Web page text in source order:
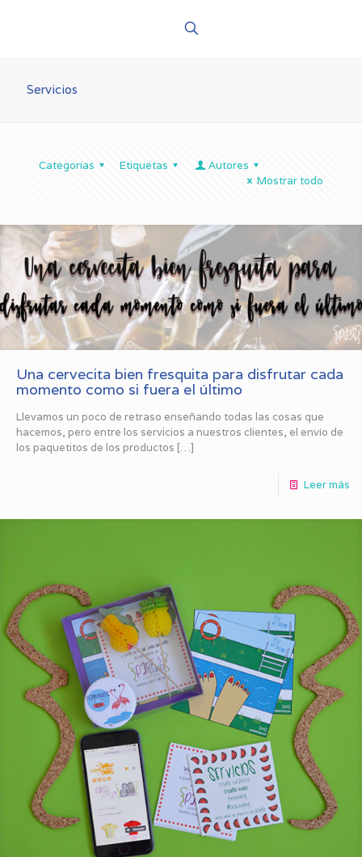
Servicios
Categorías Etiquetas
Autores
Mostrar todo
Una cervecita bien fresquita para disfrutar cada
momento como si fuera el último
Llevamos un poco de retraso enseñando todas las cosas que
hacemos, pero entre los servicios a nuestros clientes, el envío de
los paquetitos de los productos […]
Leer más